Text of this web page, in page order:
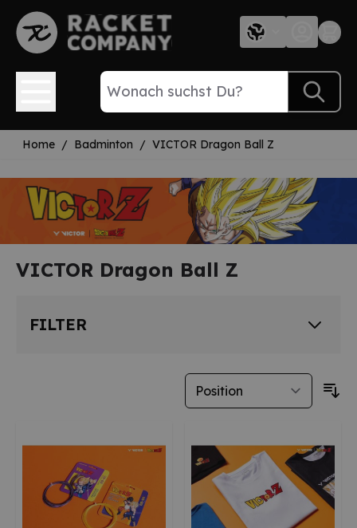
Direkt zum Inhalt
Home / Badminton / VICTOR Dragon Ball Z
VICTOR Dragon Ball Z
FILTER